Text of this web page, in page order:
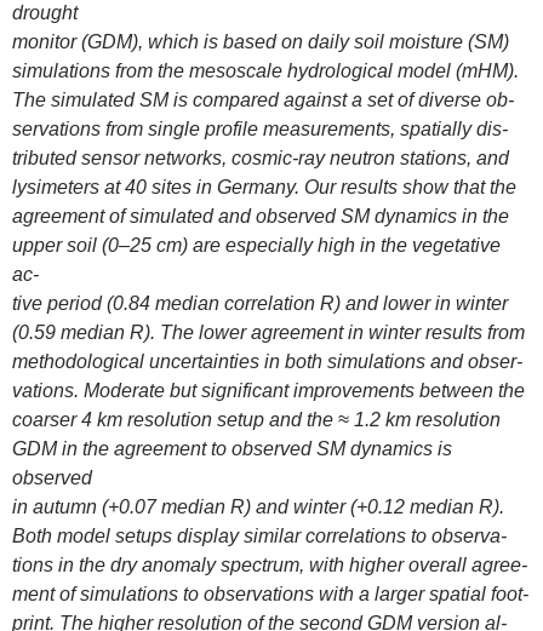
drought
monitor (GDM), which is based on daily soil moisture (SM)
simulations from the mesoscale hydrological model (mHM).
The simulated SM is compared against a set of diverse ob-
servations from single profile measurements, spatially dis-
tributed sensor networks, cosmic-ray neutron stations, and
lysimeters at 40 sites in Germany. Our results show that the
agreement of simulated and observed SM dynamics in the
upper soil (0–25 cm) are especially high in the vegetative
ac-
tive period (0.84 median correlation R) and lower in winter
(0.59 median R). The lower agreement in winter results from
methodological uncertainties in both simulations and obser-
vations. Moderate but significant improvements between the
coarser 4 km resolution setup and the ≈ 1.2 km resolution
GDM in the agreement to observed SM dynamics is
observed
in autumn (+0.07 median R) and winter (+0.12 median R).
Both model setups display similar correlations to observa-
tions in the dry anomaly spectrum, with higher overall agree-
ment of simulations to observations with a larger spatial foot-
print. The higher resolution of the second GDM version al-